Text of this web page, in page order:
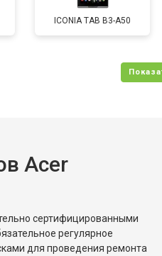
ICONIA TAB B3-A50
Acer
сертифицированными
регулярное
для проведения ремонта